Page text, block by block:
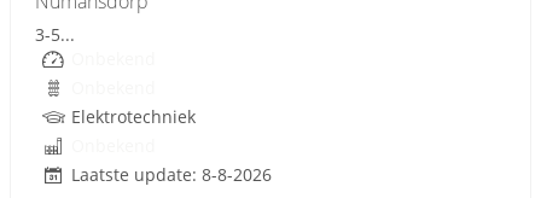
3-5...
Elektrotechniek
Laatste update: 8-8-2026